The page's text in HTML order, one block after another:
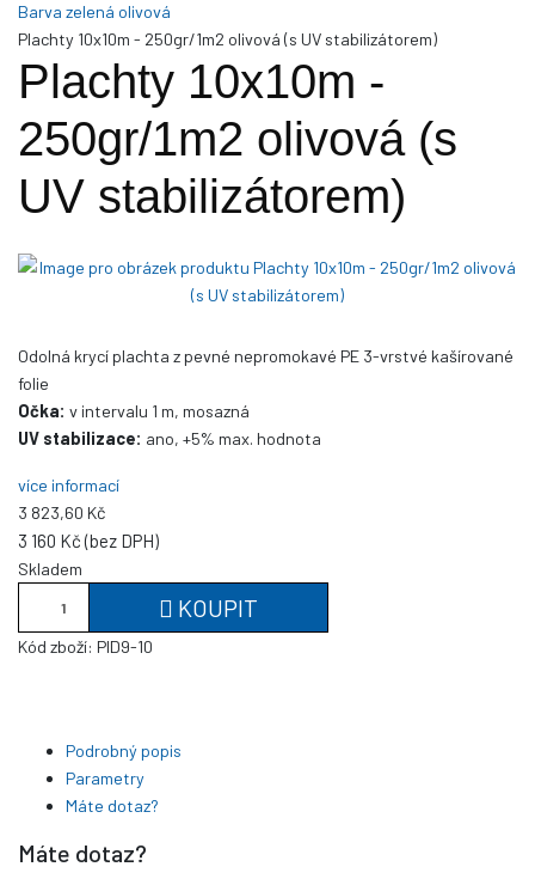
Barva zelená olivová
Plachty 10x10m - 250gr/1m2 olivová (s UV stabilizátorem)
Plachty 10x10m -
250gr/1m2 olivová (s
UV stabilizátorem)
Odolná krycí plachta z pevné nepromokavé PE 3-vrstvé kašírované
folie
Očka: v intervalu 1 m, mosazná
UV stabilizace: ano, +5% max. hodnota
více informací
3 823,60 Kč
3 160 Kč (bez DPH)
Skladem
KOUPIT
Kód zboží: PID9-10
Podrobný popis
Parametry
Máte dotaz?
Máte dotaz?